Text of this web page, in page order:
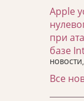
Apple
при
базе
НОВОСТИ,
Все